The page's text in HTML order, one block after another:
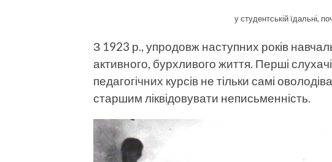
у студентській їдальні,
З 1923 р., упродовж наступних років
активного, бурхливого життя. Перші
педагогічних курсів не тільки самі
старшим ліквідовувати неписьменність.